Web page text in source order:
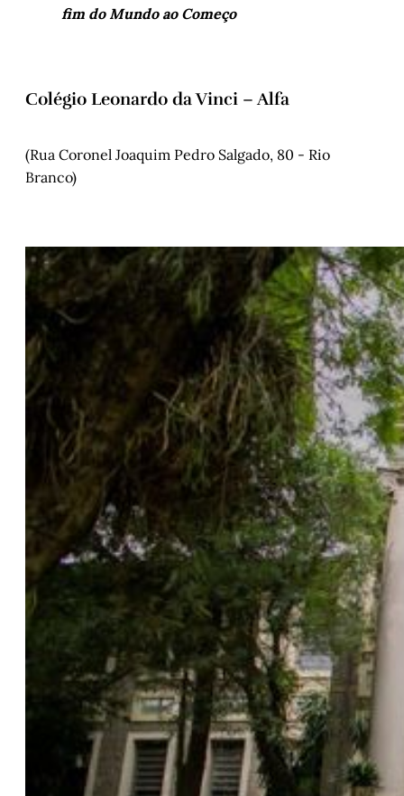
fim do Mundo ao Começo
Colégio Leonardo da Vinci – Alfa
(Rua Coronel Joaquim Pedro Salgado, 80 - Rio
Branco)